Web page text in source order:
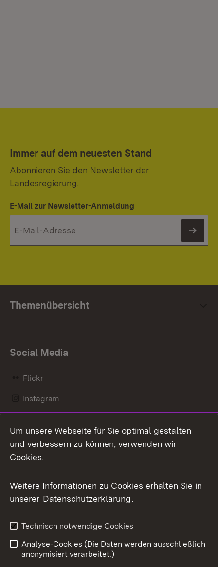
Immer auf dem neuesten Stand
Abonnieren Sie den Newsletter der
Landesregierung.
E-Mail zur Newsletter-Anmeldung
Themenübersicht
Social Media
Flickr
Instagram
Mastodon
Messenger
Social Wall
X / Twitter
Youtube
Um unsere Webseite für Sie optimal gestalten
und verbessern zu können, verwenden wir
Cookies.
Weitere Informationen zu Cookies erhalten Sie in
unserer Datenschutzerklärung.
Technisch notwendige Cookies
Analyse-Cookies (Die Daten werden ausschließlich
anonymisiert verarbeitet.)